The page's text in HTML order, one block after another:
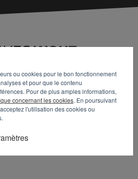
ou cookies pour le bon fonctionnement
et pour que le contenu
Pour de plus amples informations,
concernant les cookies. En poursuivant
l'utilisation des cookies ou
WOUT
une conversation sans
les installations fonctionnelles
dans votre entreprise ?
vous avec moi.
VOUS